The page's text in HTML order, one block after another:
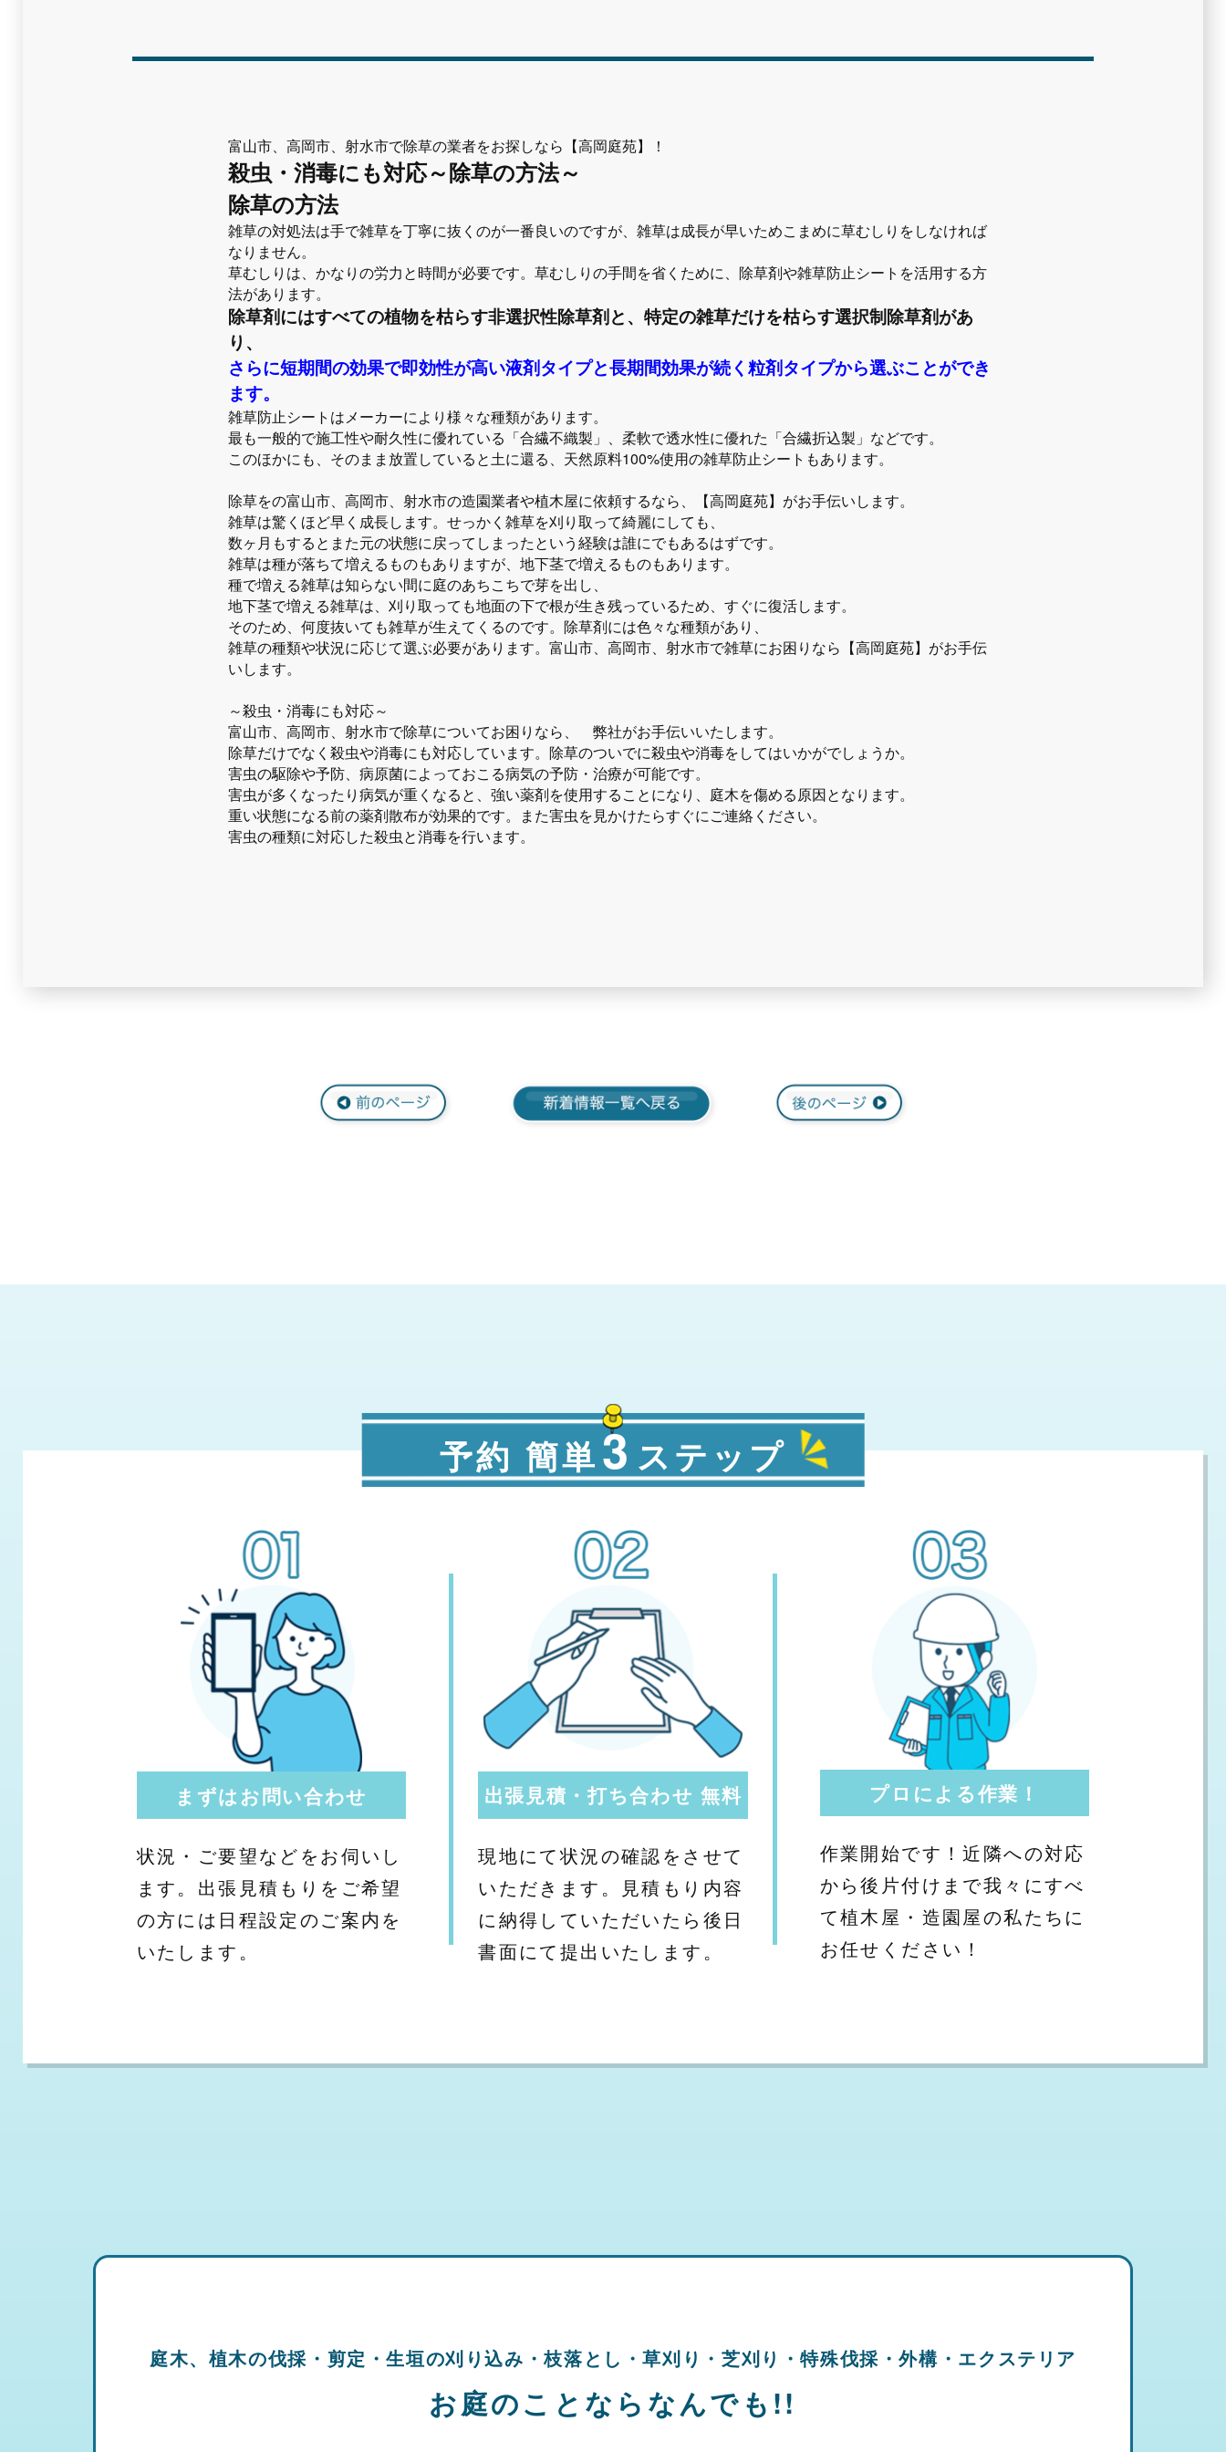
富山市、高岡市、射水市で除草の業者をお探しなら【高岡庭苑】！
殺虫・消毒にも対応～除草の方法～
除草の方法
雑草の対処法は手で雑草を丁寧に抜くのが一番良いのですが、雑草は成長が早いためこまめに草むしりをしなければ
なりません。
草むしりは、かなりの労力と時間が必要です。草むしりの手間を省くために、除草剤や雑草防止シートを活用する方
法があります。
除草剤にはすべての植物を枯らす非選択性除草剤と、特定の雑草だけを枯らす選択制除草剤があ
り、
さらに短期間の効果で即効性が高い液剤タイプと長期間効果が続く粒剤タイプから選ぶことができ
ます。
雑草防止シートはメーカーにより様々な種類があります。
最も一般的で施工性や耐久性に優れている「合繊不織製」、柔軟で透水性に優れた「合繊折込製」などです。
このほかにも、そのまま放置していると土に還る、天然原料100%使用の雑草防止シートもあります。
除草をの富山市、高岡市、射水市の造園業者や植木屋に依頼するなら、【高岡庭苑】がお手伝いします。
雑草は驚くほど早く成長します。せっかく雑草を刈り取って綺麗にしても、
数ヶ月もするとまた元の状態に戻ってしまったという経験は誰にでもあるはずです。
雑草は種が落ちて増えるものもありますが、地下茎で増えるものもあります。
種で増える雑草は知らない間に庭のあちこちで芽を出し、
地下茎で増える雑草は、刈り取っても地面の下で根が生き残っているため、すぐに復活します。
そのため、何度抜いても雑草が生えてくるのです。除草剤には色々な種類があり、
雑草の種類や状況に応じて選ぶ必要があります。富山市、高岡市、射水市で雑草にお困りなら【高岡庭苑】がお手伝
いします。
～殺虫・消毒にも対応～
富山市、高岡市、射水市で除草についてお困りなら、 弊社がお手伝いいたします。
除草だけでなく殺虫や消毒にも対応しています。除草のついでに殺虫や消毒をしてはいかがでしょうか。
害虫の駆除や予防、病原菌によっておこる病気の予防・治療が可能です。
害虫が多くなったり病気が重くなると、強い薬剤を使用することになり、庭木を傷める原因となります。
重い状態になる前の薬剤散布が効果的です。また害虫を見かけたらすぐにご連絡ください。
害虫の種類に対応した殺虫と消毒を行います。
予約 簡単3 ステップ
まずはお問い合わせ
状況・ご要望などをお伺いし
ます。出張見積もりをご希望
の方には日程設定のご案内を
いたします。
出張見積・打ち合わせ 無料
現地にて状況の確認をさせて
いただきます。見積もり内容
に納得していただいたら後日
書面にて提出いたします。
プロによる作業！
作業開始です！近隣への対応
から後片付けまで我々にすべ
て植木屋・造園屋の私たちに
お任せください！
庭木、植木の伐採・剪定・生垣の刈り込み・枝落とし・草刈り・ 芝刈り・特殊伐採・外構・エクステリア
お庭のことならなんでも!!